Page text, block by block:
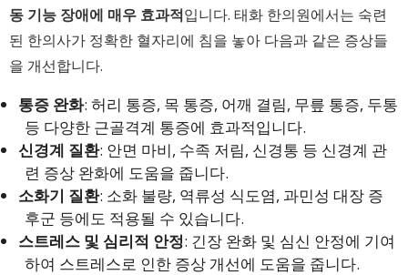
동 기능 장애에 매우 효과적입니다. 태화 한의원에서는 숙련
된 한의사가 정확한 혈자리에 침을 놓아 다음과 같은 증상들
을 개선합니다.
통증 완화: 허리 통증, 목 통증, 어깨 결림, 무릎 통증, 두통
등 다양한 근골격계 통증에 효과적입니다.
신경계 질환: 안면 마비, 수족 저림, 신경통 등 신경계 관
련 증상 완화에 도움을 줍니다.
소화기 질환: 소화 불량, 역류성 식도염, 과민성 대장 증
후군 등에도 적용될 수 있습니다.
스트레스 및 심리적 안정: 긴장 완화 및 심신 안정에 기여
하여 스트레스로 인한 증상 개선에 도움을 줍니다.